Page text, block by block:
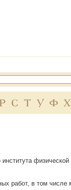
С Т У Ф Х
физической
работ, в том